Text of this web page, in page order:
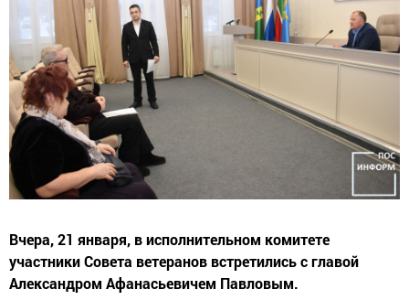
Вчера, 21 января, в исполнительном комитете
участники Совета ветеранов встретились с главой
Александром Афанасьевичем Павловым.